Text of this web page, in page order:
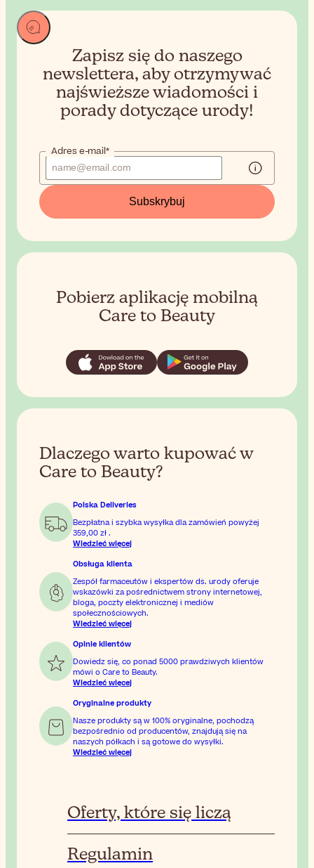
Zapisz się do naszego
newslettera, aby otrzymywać
najświeższe wiadomości i
porady dotyczące urody!
Adres e-mail*
Subskrybuj
Pobierz aplikację mobilną
Care to Beauty
Dlaczego warto kupować w
Care to Beauty?
Polska Deliveries
Bezpłatna i szybka wysyłka dla zamówień powyżej
359,00 zł .
Wiedzieć więcej
Obsługa klienta
Zespół farmaceutów i ekspertów ds. urody oferuje
wskazówki za pośrednictwem strony internetowej,
bloga, poczty elektronicznej i mediów
społecznościowych.
Wiedzieć więcej
Opinie klientów
Dowiedz się, co ponad 5000 prawdziwych klientów
mówi o Care to Beauty.
Wiedzieć więcej
Oryginalne produkty
Nasze produkty są w 100% oryginalne, pochodzą
bezpośrednio od producentów, znajdują się na
naszych półkach i są gotowe do wysyłki.
Wiedzieć więcej
Oferty, które się liczą
Regulamin